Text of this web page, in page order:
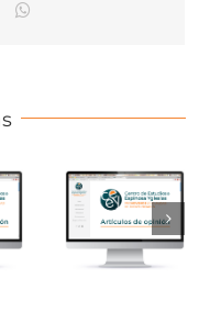
Whatsapp